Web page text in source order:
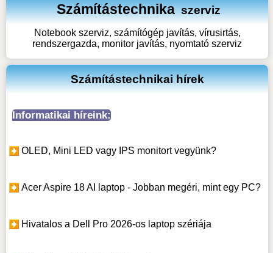
Számítástechnika szerviz
Notebook szerviz, számítógép javítás, vírusirtás,
rendszergazda, monitor javítás, nyomtató szerviz
Számítástechnikai hírek
Informatikai híreink:
OLED, Mini LED vagy IPS monitort vegyünk?
Acer Aspire 18 AI laptop - Jobban megéri, mint egy PC?
Hivatalos a Dell Pro 2026-os laptop szériája